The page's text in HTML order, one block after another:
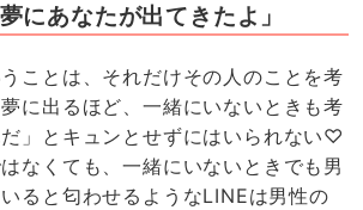
にあなたが出てきたよ」
ことは、それだけその人のことを考
に出るほど、一緒にいないときも考
」とキュンとせずにはいられない♡
なくても、一緒にいないときでも男
ると匂わせるようなLINEは男性の